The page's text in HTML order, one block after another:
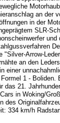
an der
in der
SLR-
und
Arrow-
an den
einer
1 - Boliden.
das 21.
in Woking/
des
334 km/h